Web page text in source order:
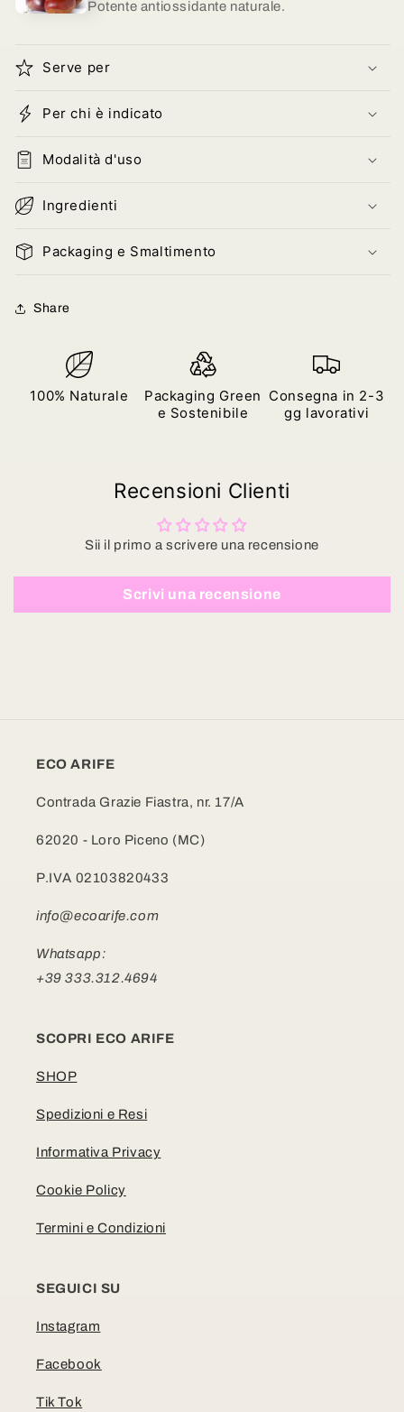
Potente antiossidante naturale.
Serve per
Per chi è indicato
Modalità d'uso
Ingredienti
Packaging e Smaltimento
Share
100% Naturale
Packaging Green
e Sostenibile
Consegna in 2-3
gg lavorativi
Recensioni Clienti
Sii il primo a scrivere una recensione
Scrivi una recensione
ECO ARIFE
Contrada Grazie Fiastra, nr. 17/A
62020 - Loro Piceno (MC)
P.IVA 02103820433
info@ecoarife.com
Whatsapp:
+39 333.312.4694
SCOPRI ECO ARIFE
SHOP
Spedizioni e Resi
Informativa Privacy
Cookie Policy
Termini e Condizioni
SEGUICI SU
Instagram
Facebook
Tik Tok